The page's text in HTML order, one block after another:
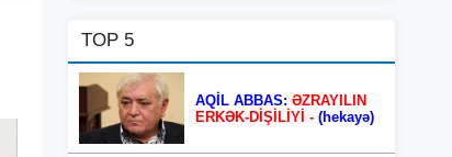
TOP 5
AQİL ABBAS: ƏZRAYILIN
ERKƏK-DİŞİLİYİ - (hekayə)